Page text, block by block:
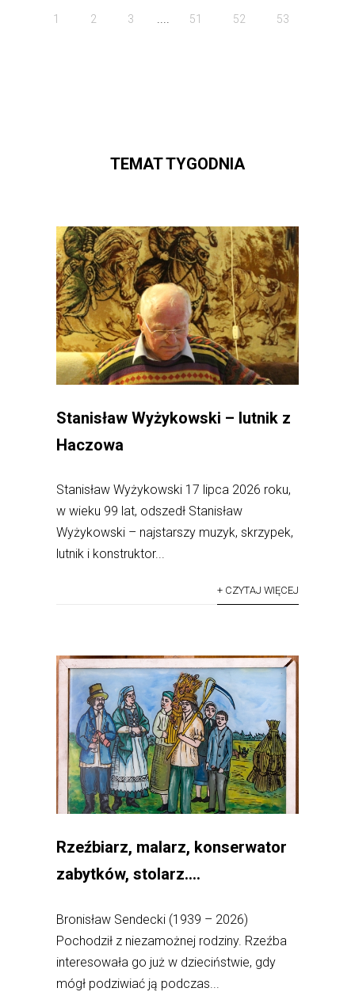
1 2 3 51 52 53
TEMAT TYGODNIA
Stanisław Wyżykowski – lutnik z
Haczowa
Stanisław Wyżykowski 17 lipca 2026 roku,
w wieku 99 lat, odszedł Stanisław
Wyżykowski – najstarszy muzyk, skrzypek,
lutnik i konstruktor...
+ CZYTAJ WIĘCEJ
Rzeźbiarz, malarz, konserwator
zabytków, stolarz….
Bronisław Sendecki (1939 – 2026)
Pochodził z niezamożnej rodziny. Rzeźba
interesowała go już w dzieciństwie, gdy
mógł podziwiać ją podczas...